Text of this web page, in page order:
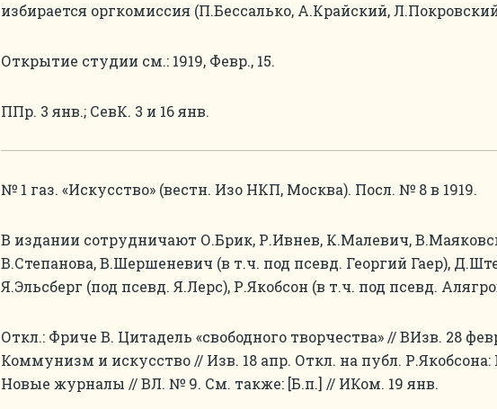
избирается оргкомиссия (П.Бессалько, А.Крайский,
Открытие студии см.: 1919, Февр., 15.
ППр. 3 янв.; СевК. 3 и 16 янв.
№ 1 газ. «Искусство» (вестн. Изо НКП, Москва). Посл. № 8 в 1919.
В издании сотрудничают О.Брик, Р.Ивнев, К.Малевич,
В.Степанова, В.Шершеневич (в т.ч. под псевд. Георгий Гаер),
Я.Эльсберг (под псевд. Я.Лерс), Р.Якобсон (в т.ч. под псевд.
Откл.: Фриче В. Цитадель «свободного творчества» // ВИзв. 28
Коммунизм и искусство // Изв. 18 апр. Откл. на публ.
Новые журналы // ВЛ. № 9. См. также: [Б.п.] // ИКом. 19 янв.